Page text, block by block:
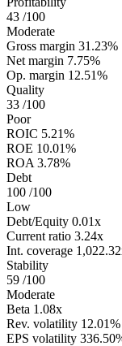
43 /100
Moderate
Gross margin 31.23%
Net margin 7.75%
Op. margin 12.51%
Quality
33 /100
Poor
ROIC 5.21%
ROE 10.01%
ROA 3.78%
Debt
100 /100
Low
Debt/Equity 0.01x
Current ratio 3.24x
Int. coverage
Stability
59 /100
Moderate
Beta 1.08x
Rev. volatility 12.01%
EPS volatility